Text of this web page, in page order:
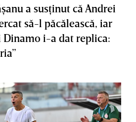
a susţinut că Andrei
să-l păcălească, iar
i-a dat replica: